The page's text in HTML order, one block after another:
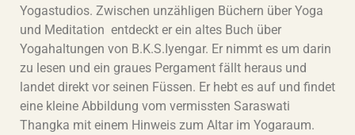
Yogastudios. Zwischen unzähligen Büchern über Yoga
und Meditation entdeckt er ein altes Buch über
Yogahaltungen von B.K.S.Iyengar. Er nimmt es um darin
zu lesen und ein graues Pergament fällt heraus und
landet direkt vor seinen Füssen. Er hebt es auf und findet
eine kleine Abbildung vom vermissten Saraswati
Thangka mit einem Hinweis zum Altar im Yogaraum.